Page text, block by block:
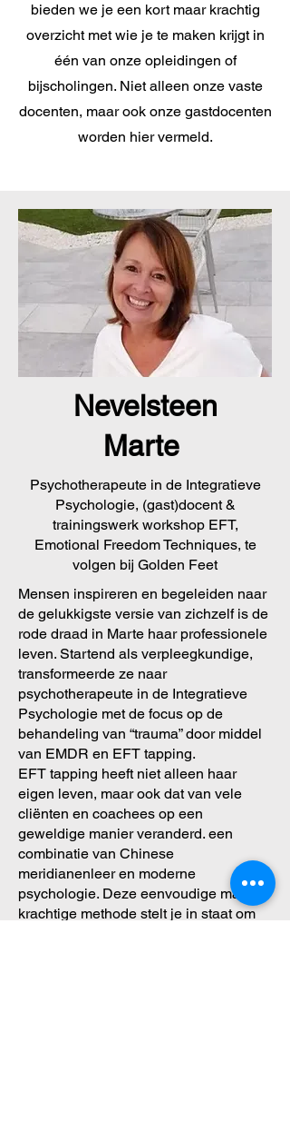
bieden we je een kort maar krachtig
overzicht met wie je te maken krijgt in
één van onze opleidingen of
bijscholingen. Niet alleen onze vaste
docenten, maar ook onze gastdocenten
worden hier vermeld.
Nevelsteen
Marte
Psychotherapeute in de Integratieve
Psychologie, (gast)docent &
trainingswerk workshop EFT,
Emotional Freedom Techniques, te
volgen bij Golden Feet
Mensen inspireren en begeleiden naar
de gelukkigste versie van zichzelf is de
rode draad in Marte haar professionele
leven. Startend als verpleegkundige,
transformeerde ze naar
psychotherapeute in de Integratieve
Psychologie met de focus op de
behandeling van “trauma” door middel
van EMDR en EFT tapping.
EFT tapping heeft niet alleen haar
eigen leven, maar ook dat van vele
cliënten en coachees op een
geweldige manier veranderd. een
combinatie van Chinese
meridianenleer en moderne
psychologie. Deze eenvoudige maar
krachtige methode stelt je in staat om